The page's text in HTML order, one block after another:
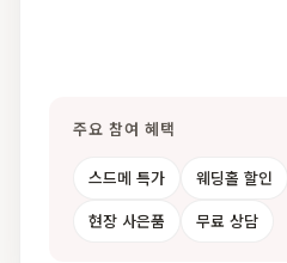
주요 참여 혜택
스드메 특가 웨딩홀 할인
현장 사은품
무료 상담